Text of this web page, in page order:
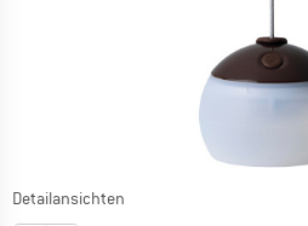
Detailansichten